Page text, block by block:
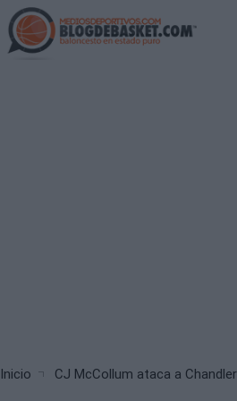
Skip
to
main
Inicio CJ McCollum ataca a